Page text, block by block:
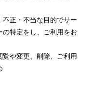
正・不当な目的でサー
の特定をし、ご利用をお
や変更、削除、ご利用